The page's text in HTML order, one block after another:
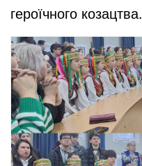
героїчного козацтва.